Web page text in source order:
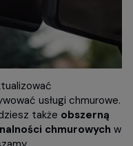
usługi chmurowe.
także obszerną
chmurowych w